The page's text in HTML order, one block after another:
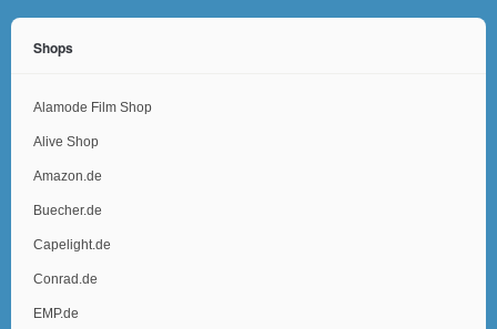
Shops
Alamode Film Shop
Alive Shop
Amazon.de
Buecher.de
Capelight.de
Conrad.de
EMP.de